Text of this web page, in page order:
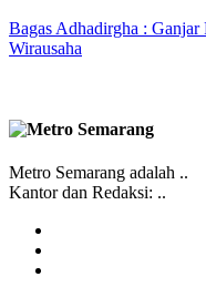
Bagas Adhadirgha :
Wirausaha
Metro Semarang adalah ..
Kantor dan Redaksi: ..